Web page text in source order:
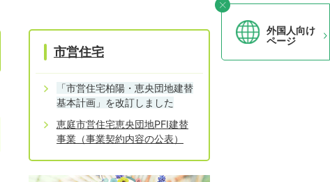
外国人向け
ページ
市営住宅
「市営住宅柏陽・恵央団地建替
基本計画」を改訂しました
恵庭市営住宅恵央団地PFI建替
事業（事業契約内容の公表）